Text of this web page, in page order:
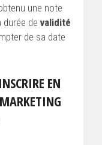
une note
durée de validité
de sa date
EN